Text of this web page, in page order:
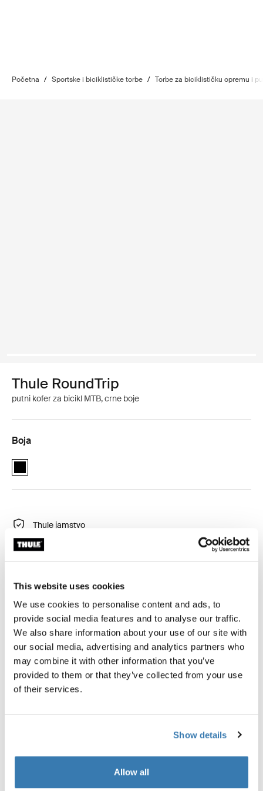
This website uses cookies
We use cookies to personalise content and ads, to
provide social media features and to analyse our traffic.
We also share information about your use of our site with
our social media, advertising and analytics partners who
may combine it with other information that you’ve
provided to them or that they’ve collected from your use
of their services.
Show details
Allow all
Početna / Sportske i biciklističke torbe / Torbe za biciklističku opremu i
Thule RoundTrip
putni kofer za bicikl MTB, crne boje
Boja
Thule RoundTrip MTB bike case Crna (selected)
Thule jamstvo
Pronađi u trgovini
Najsigurniji i najjednostavniji način putovanja s brdskim
biciklom s integriranim radnim staklom za ispravno
sastavljanje i održavanje tijekom razdoblja upotrebe.
Torba je izrađena od tkanine s certifikatom bluesign®
koji osigurava zaštitu radnika, potrošača i okoliša.
Toggle features
Sve značajke